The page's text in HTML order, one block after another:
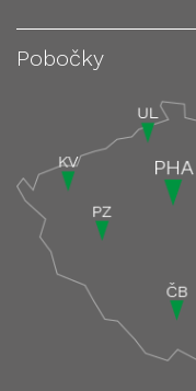
Pobočky